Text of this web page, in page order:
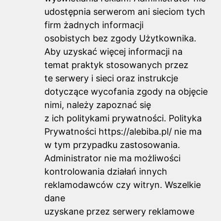
udostępnia serwerom ani sieciom tych
firm żadnych informacji
osobistych bez zgody Użytkownika.
Aby uzyskać więcej informacji na
temat praktyk stosowanych przez
te serwery i sieci oraz instrukcje
dotyczące wycofania zgody na objęcie
nimi, należy zapoznać się
z ich politykami prywatności. Polityka
Prywatności https://alebiba.pl/ nie ma
w tym przypadku zastosowania.
Administrator nie ma możliwości
kontrolowania działań innych
reklamodawców czy witryn. Wszelkie
dane
uzyskane przez serwery reklamowe